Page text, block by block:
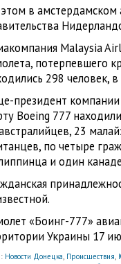
в амстердамском
Malaysia
потерпевшего
298 человек,
президент
Boeing 777
23
по четыре
и один
«Боинг-777»
Украины 17
Новости Донецка, Происшествия,